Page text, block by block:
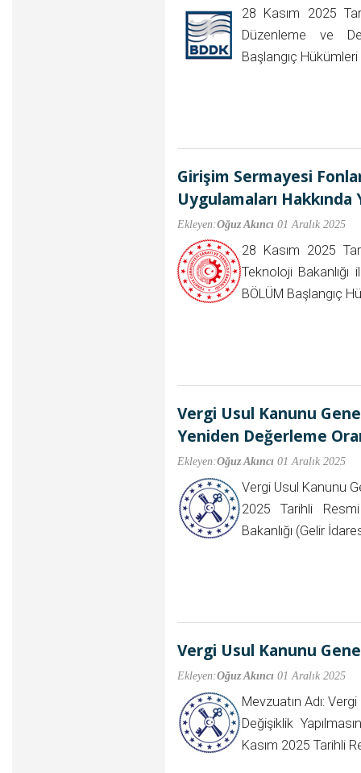
28 Kasım 2025
Düzenleme ve
Başlangıç
Girişim Sermayesi
Uygulamaları
Ekleyen:Oğuz Akıncı 01 Aralık 2025
28 Kasım 2025
Teknoloji Bakanlığı
BÖLÜM Başlangıç
Vergi Usul Kanunu
Yeniden Değerleme
Ekleyen:Oğuz Akıncı 01 Aralık 2025
Vergi Usul Kanunu
2025 Tarihli
Bakanlığı (Gelir
Vergi Usul Kanunu
Ekleyen:Oğuz Akıncı 01 Aralık 2025
Mevzuatın Adı:
Değişiklik
Kasım 2025 Tarihli